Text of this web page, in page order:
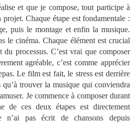
et que je compose, tout participe à
Chaque étape est fondamentale :
puis le montage et enfin la musique.
le cinéma. Chaque élément est crucial
du processus. C’est vrai que composer
agréable, c’est comme apprécier
Le film est fait, le stress est derrière
qu’à trouver la musique qui conviendra
Je commence à composer durant
de ces deux étapes est directement
n’ai pas écrit de chansons depuis